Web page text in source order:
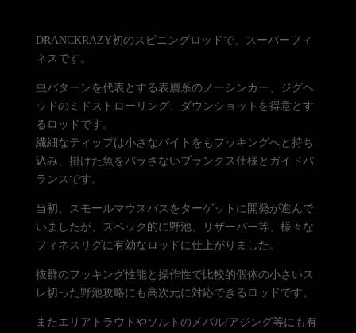
DRANCKRAZY初のスピニングロッドで、スーパーフィ
ネスです。
虫パターンを代表とする表層系のノーシンカー、ジグヘ
ッドのミドストローリング、ダウンショットを得意とす
るロッドです。
繊細なティップは小さなバイトをもフッキングへと持ち
込み、掛けた魚をバラさないブランクス仕様とガイドバ
ランスです。
当初、スモールマウスバスをターゲットに開発が進んで
いましたが、スペック的に野池、リザーバー等、様々な
フィネスリグに有効なロッドに仕上がりました。
抜群のフッキング性能と操作性で比較的個体の小さいス
レ切った野池攻略にも高次元に対応できるロッドです。
またエリアトラウトやソルトのメバル/アジング等にも有